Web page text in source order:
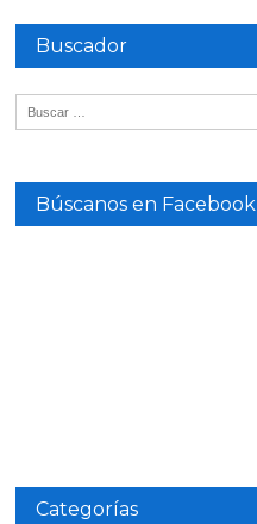
Buscador
Búscanos en Facebook
Categorías